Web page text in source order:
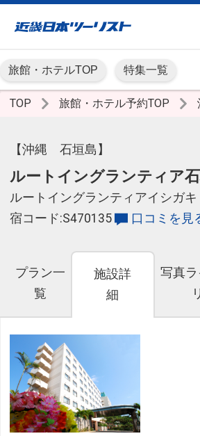
旅館・ホテルTOP 特集一覧
TOP 旅館・ホテル予約TOP
【沖縄 石垣島】
ルートイングランティア
ルートイングランティアイシガキ
宿コード:S470135
口コミを見
プラン一
覧
施設詳
細
写真ラ